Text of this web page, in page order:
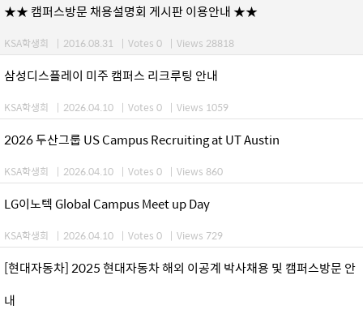
★★ 캠퍼스방문 채용설명회 게시판 이용안내 ★★
KSA학생회 | 2016.08.31 | Votes 0 | Views 28818
삼성디스플레이 미주 캠퍼스 리크루팅 안내
KSA학생회 | 2026.04.10 | Votes 0 | Views 1059
2026 두산그룹 US Campus Recruiting at UT Austin
KSA학생회 | 2026.04.10 | Votes 0 | Views 860
LG이노텍 Global Campus Meet up Day
KSA학생회 | 2026.04.10 | Votes 0 | Views 729
[현대자동차] 2025 현대자동차 해외 이공계 박사채용 및 캠퍼스방문 안
내